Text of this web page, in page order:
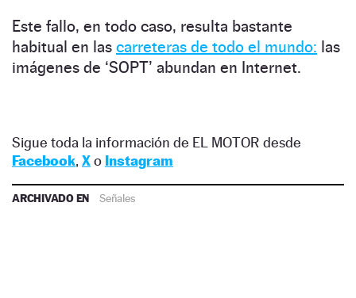
Este fallo, en todo caso, resulta bastante
habitual en las carreteras de todo el mundo: las
imágenes de ‘SOPT’ abundan en Internet.
Sigue toda la información de EL MOTOR desde
Facebook, Xo Instagram
ARCHIVADO EN Señales